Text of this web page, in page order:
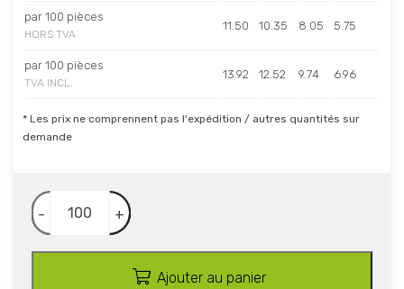
par 100 pièces
HORS TVA
11.50 10.35 8.05 5.75
par 100 pièces
TVA INCL.
13.92 12.52 9.74 6.96
* Les prix ne comprennent pas l'expédition / autres quantités sur
demande
- +
Ajouter au panier